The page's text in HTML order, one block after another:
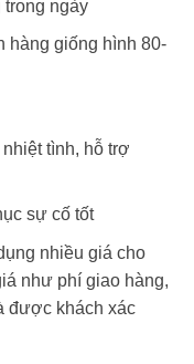
ngày
hàng giống hình 80-
tình, hỗ trợ
sự cố tốt
nhiều giá cho
như phí giao hàng,
được khách xác